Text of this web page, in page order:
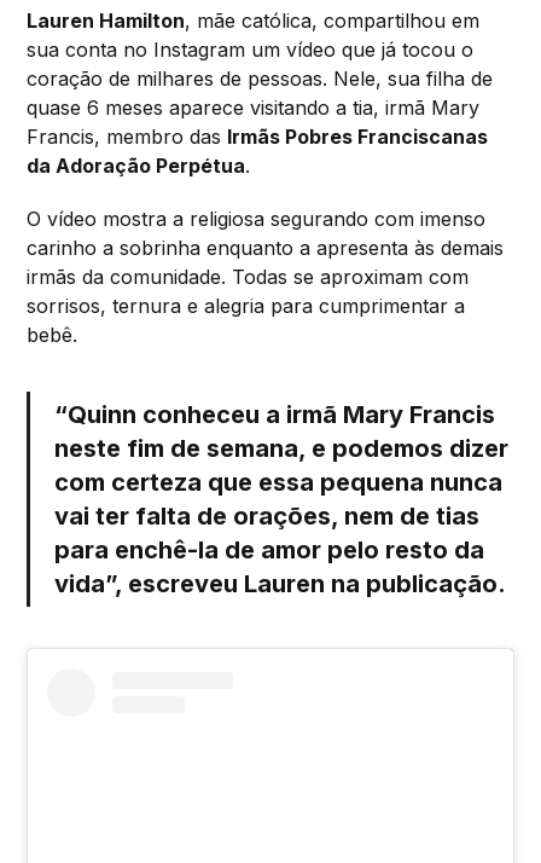
Lauren Hamilton, mãe católica, compartilhou em
sua conta no Instagram um vídeo que já tocou o
coração de milhares de pessoas. Nele, sua filha de
quase 6 meses aparece visitando a tia, irmã Mary
Francis, membro das Irmãs Pobres Franciscanas
da Adoração Perpétua.
O vídeo mostra a religiosa segurando com imenso
carinho a sobrinha enquanto a apresenta às demais
irmãs da comunidade. Todas se aproximam com
sorrisos, ternura e alegria para cumprimentar a
bebê.
“Quinn conheceu a irmã Mary Francis
neste fim de semana, e podemos dizer
com certeza que essa pequena nunca
vai ter falta de orações, nem de tias
para enchê-la de amor pelo resto da
vida”, escreveu Lauren na publicação.